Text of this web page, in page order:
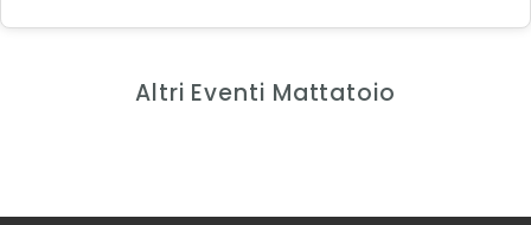
Altri Eventi Mattatoio